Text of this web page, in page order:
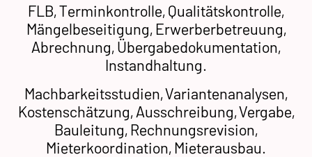
FLB, Terminkontrolle, Qualitätskontrolle,
Mängelbeseitigung, Erwerberbetreuung,
Abrechnung, Übergabedokumentation,
Instandhaltung.
Machbarkeitsstudien, Variantenanalysen,
Kostenschätzung, Ausschreibung, Vergabe,
Bauleitung, Rechnungsrevision,
Mieterkoordination, Mieterausbau.